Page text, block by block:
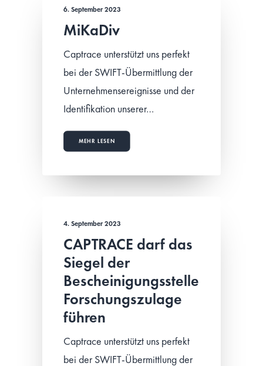
6. September 2023
MiKaDiv
Captrace unterstützt uns perfekt
bei der SWIFT-Übermittlung der
Unternehmensereignisse und der
Identifikation unserer…
MEHR LESEN
4. September 2023
CAPTRACE darf das
Siegel der
Bescheinigungsstelle
Forschungszulage
führen
Captrace unterstützt uns perfekt
bei der SWIFT-Übermittlung der